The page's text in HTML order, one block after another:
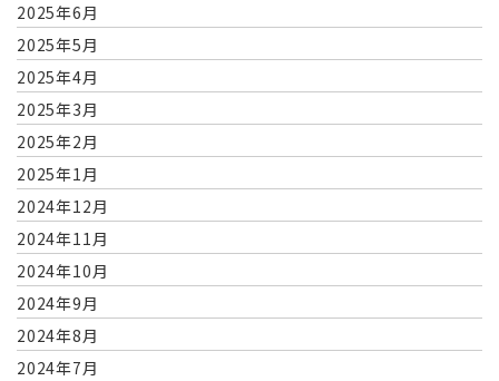
2025年6月
2025年5月
2025年4月
2025年3月
2025年2月
2025年1月
2024年12月
2024年11月
2024年10月
2024年9月
2024年8月
2024年7月